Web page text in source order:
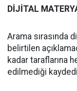
DİJİTAL
Arama sırasında
belirtilen
kadar taraflarına
edilmediği